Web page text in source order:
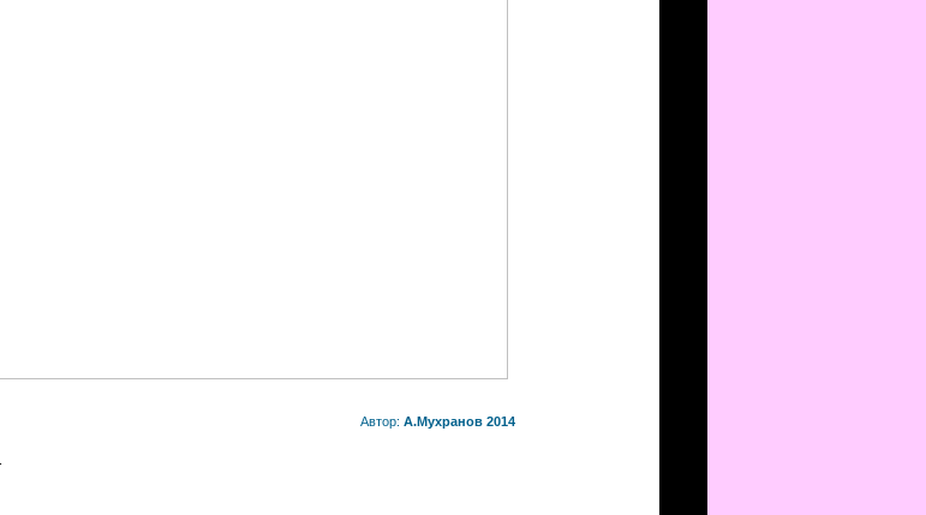
Автор: А.Мухранов 2014